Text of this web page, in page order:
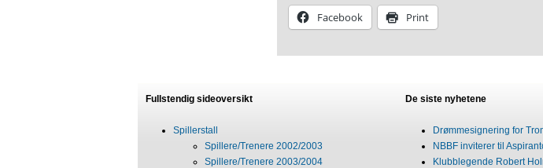
Facebook Print
Fullstendig sideoversikt
Spillerstall
Spillere/Trenere 2002/2003
Spillere/Trenere 2003/2004
De siste nyhetene
Drømmesignering for
NBBF inviterer til
Klubblegende Robert